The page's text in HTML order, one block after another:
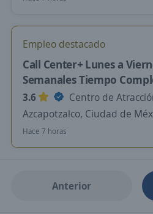
Empleo destacado
Call Center+ Lunes a
Semanales Tiempo
3.6
Centro de
Azcapotzalco, Ciudad de
Hace 7 horas
Anterior